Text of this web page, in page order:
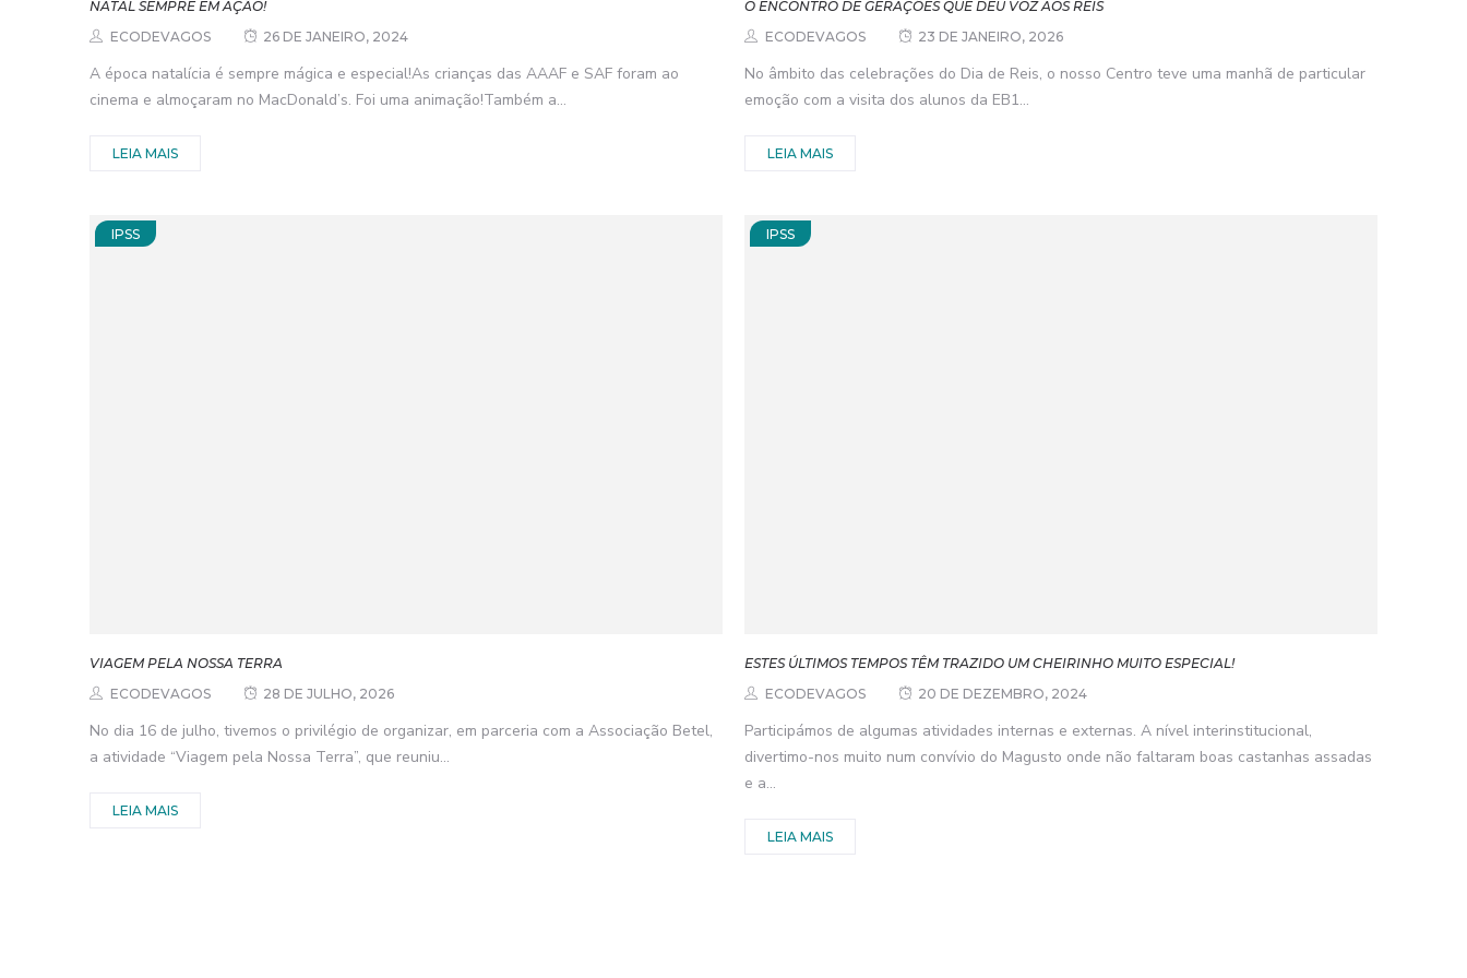
NATAL SEMPRE EM AÇÃO!
ECODEVAGOS
26 DE JANEIRO, 2024
A época natalícia é sempre mágica e especial!As crianças das AAAF e SAF foram ao
cinema e almoçaram no MacDonald’s. Foi uma animação!Também a...
LEIA MAIS
O ENCONTRO DE GERAÇÕES QUE DEU VOZ AOS REIS
ECODEVAGOS
23 DE JANEIRO, 2026
No âmbito das celebrações do Dia de Reis, o nosso Centro teve uma manhã de particular
emoção com a visita dos alunos da EB1...
LEIA MAIS
IPSS
VIAGEM PELA NOSSA TERRA
ECODEVAGOS
28 DE JULHO, 2026
No dia 16 de julho, tivemos o privilégio de organizar, em parceria com a Associação Betel,
a atividade “Viagem pela Nossa Terra”, que reuniu...
LEIA MAIS
IPSS
ESTES ÚLTIMOS TEMPOS TÊM TRAZIDO UM CHEIRINHO MUITO ESPECIAL!
ECODEVAGOS
20 DE DEZEMBRO, 2024
Participámos de algumas atividades internas e externas. A nível interinstitucional,
divertimo-nos muito num convívio do Magusto onde não faltaram boas castanhas assadas
e a...
LEIA MAIS